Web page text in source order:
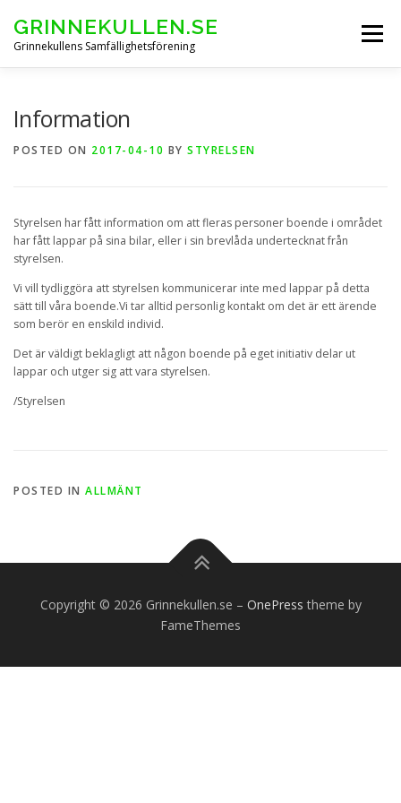
content
GRINNEKULLEN.SE
Grinnekullens Samfällighetsförening
Menu
ARKIV FÖRENINGSSTÄMMOR KONTAKT & FORMULÄR
Information
POSTED ON 2017-04-10 BY STYRELSEN
Styrelsen har fått information om att fleras personer boende i området
har fått lappar på sina bilar, eller i sin brevlåda undertecknat från
styrelsen.
Vi vill tydliggöra att styrelsen kommunicerar inte med lappar på detta
sätt till våra boende.Vi tar alltid personlig kontakt om det är ett ärende
som berör en enskild individ.
Det är väldigt beklagligt att någon boende på eget initiativ delar ut
lappar och utger sig att vara styrelsen.
/Styrelsen
POSTED IN ALLMÄNT
Copyright © 2026 Grinnekullen.se – OnePress theme by
FameThemes